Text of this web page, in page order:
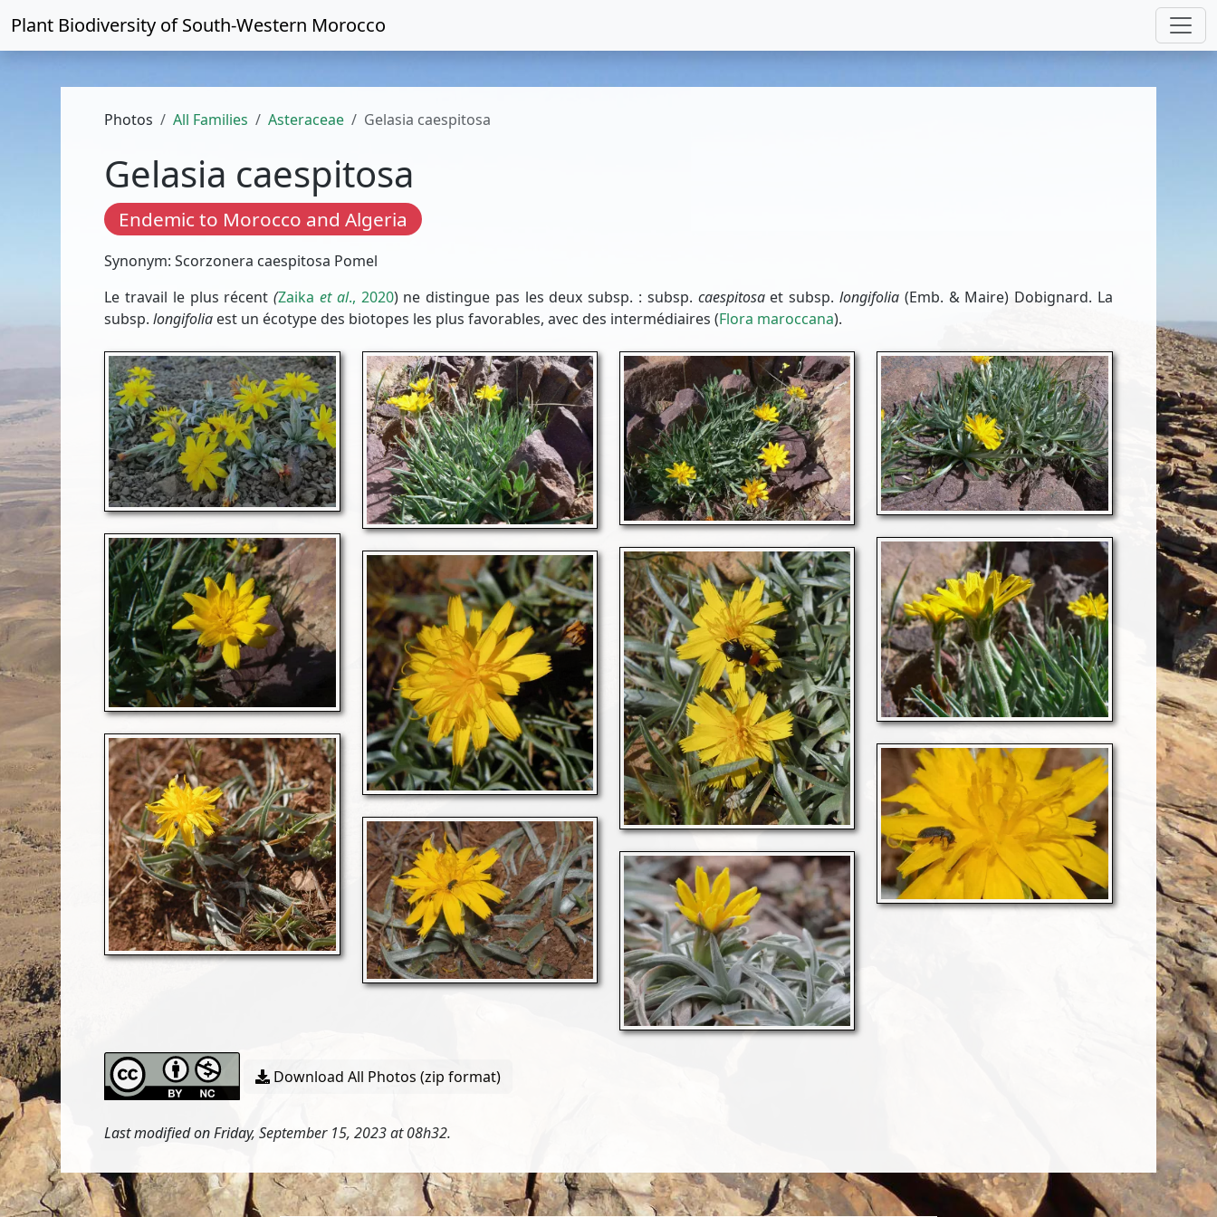
Plant Biodiversity ofSouth-Western Morocco
Photos All Families Asteraceae Gelasia caespitosa
Gelasia caespitosa
Endemic to Morocco and Algeria
Synonym: Scorzonera caespitosa Pomel
Le travail le plus récent(Zaika et al., 2020) ne distingue pas les deux subsp. : subsp. caespitosaet subsp. longifolia (Emb. & Maire) Dobignard. La
subsp.longifolia est un écotype des biotopes les plus favorables, avec des intermédiaires (Flora maroccana).
Download All Photos (zip format)
Last modified on Friday, September 15, 2023 at 08h32.